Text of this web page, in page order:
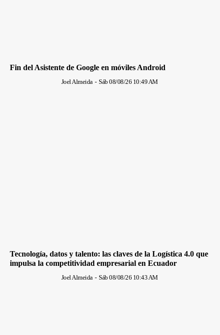
Fin del Asistente de Google en móviles Android
Joel Almeida - Sáb 08/08/26 10:49 AM
Tecnología, datos y talento: las claves de la Logística 4.0 que
impulsa la competitividad empresarial en Ecuador
Joel Almeida - Sáb 08/08/26 10:43 AM